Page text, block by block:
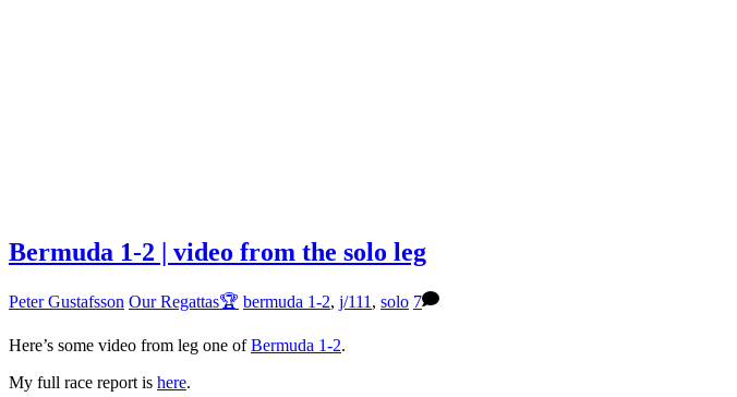
Bermuda 1-2 | video from the solo leg
Peter Gustafsson Our Regattas🏆 bermuda 1-2, j/111 , solo 7
Here’s some video from leg one ofBermuda 1-2.
My full race report is here.